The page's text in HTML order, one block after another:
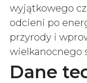
wyjątkowego
odcieni po
przyrody i
wielkanocnego
Dane